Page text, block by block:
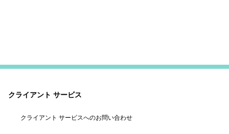
クライアント サービス
クライアント サービスへのお問い合わせ